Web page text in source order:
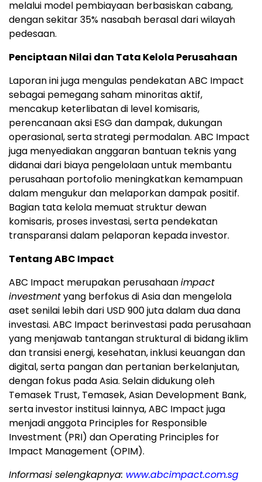
melalui model pembiayaan berbasiskan cabang,
dengan sekitar 35% nasabah berasal dari wilayah
pedesaan.
Penciptaan Nilai dan Tata Kelola Perusahaan
Laporan ini juga mengulas pendekatan ABC Impact
sebagai pemegang saham minoritas aktif,
mencakup keterlibatan di level komisaris,
perencanaan aksi ESG dan dampak, dukungan
operasional, serta strategi permodalan. ABC Impact
juga menyediakan anggaran bantuan teknis yang
didanai dari biaya pengelolaan untuk membantu
perusahaan portofolio meningkatkan kemampuan
dalam mengukur dan melaporkan dampak positif.
Bagian tata kelola memuat struktur dewan
komisaris, proses investasi, serta pendekatan
transparansi dalam pelaporan kepada investor.
Tentang ABC Impact
ABC Impact merupakan perusahaanimpact
investmentyang berfokus di Asia dan mengelola
aset senilai lebih dari USD 900 juta dalam dua dana
investasi. ABC Impact berinvestasi pada perusahaan
yang menjawab tantangan struktural di bidang iklim
dan transisi energi, kesehatan, inklusi keuangan dan
digital, serta pangan dan pertanian berkelanjutan,
dengan fokus pada Asia. Selain didukung oleh
Temasek Trust, Temasek, Asian Development Bank,
serta investor institusi lainnya, ABC Impact juga
menjadi anggota Principles for Responsible
Investment (PRI) dan Operating Principles for
Impact Management (OPIM).
Informasi selengkapnya: www.abcimpact.com.sg